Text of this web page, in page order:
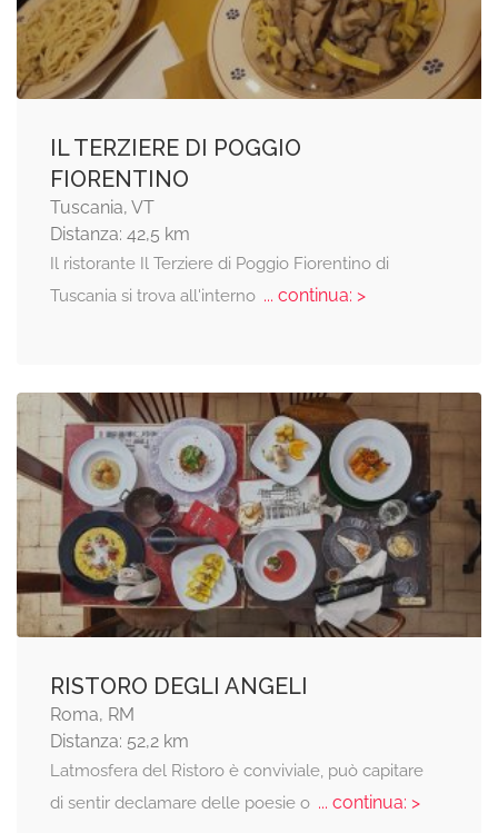
IL TERZIERE DI POGGIO
FIORENTINO
Tuscania, VT
Distanza: 42,5 km
Il ristorante Il Terziere di Poggio Fiorentino di
Tuscania si trova all'interno... continua: >
RISTORO DEGLI ANGELI
Roma, RM
Distanza: 52,2 km
Latmosfera del Ristoro è conviviale, può capitare
di sentir declamare delle poesie o... continua: >